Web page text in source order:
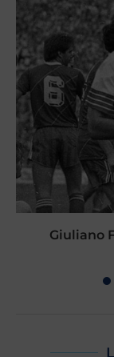
Giuliano